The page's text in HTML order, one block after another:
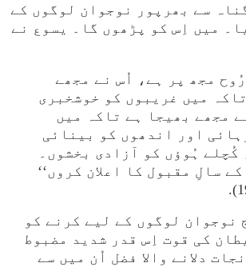
سے بھرپور نوجوان لوگوں کے
میں اِس کو پڑھوں گا۔ یسوع نے
رُوح مجھ پر ہے، اُس نے مجھے
میں غریبوں کو خوشخبری
مجھے بھیجا ہے تاکہ میں
اور اندھوں کو بینائی
کُچلے ہُوؤں کو آزادی بخشوں۔
سالِ مقبول کا اعلان کروں‘‘
نوجوان لوگوں کے لیے کرنے کو
کی قوت اِس قدر شدید مضبوط
دلانے والا فضل اُن میں سے